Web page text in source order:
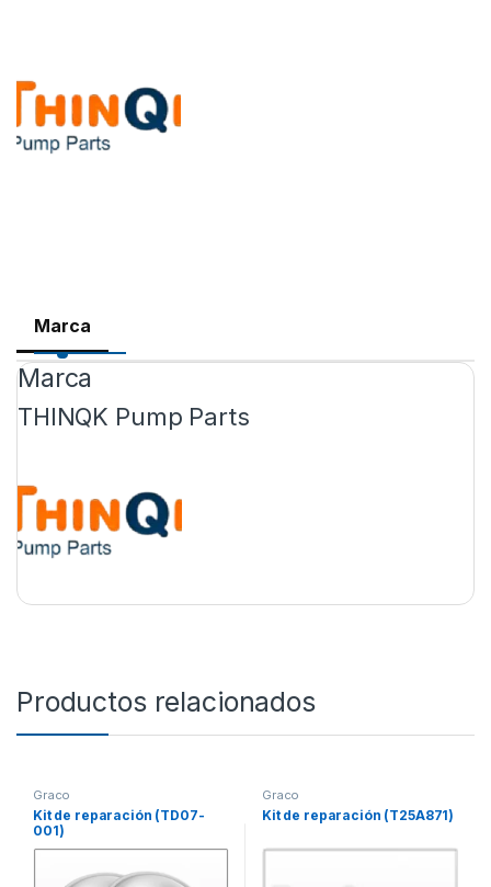
Marca
Marca
THINQK Pump Parts
Productos relacionados
Graco
Kit de reparación (TD07-
001)
Graco
Kit de reparación (T25A871)